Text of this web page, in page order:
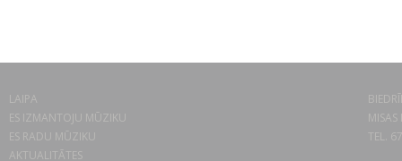
LAIPA
ES IZMANTOJU MŪZIKU
ES RADU MŪZIKU
AKTUALITĀTES
TEL.